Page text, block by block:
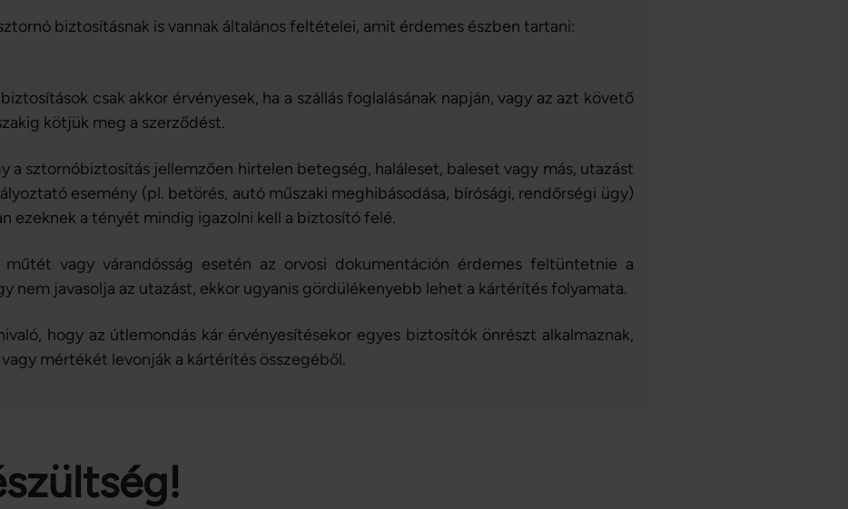
biztosításnak is vannak általános feltételei, amit érdemes észben tartani:
csak akkor érvényesek, ha a szállás foglalásának napján, vagy az azt követő
kötjük meg a szerződést.
a sztornóbiztosítás jellemzően hirtelen betegség, haláleset, baleset vagy más, utazást
esemény (pl. betörés, autó műszaki meghibásodása, bírósági, rendőrségi ügy)
ezeknek a tényét mindig igazolni kell a biztosító felé.
műtét vagy várandósság esetén az orvosi dokumentáción érdemes feltüntetnie a
nem javasolja az utazást, ekkor ugyanis gördülékenyebb lehet a kártérítés folyamata.
hogy az útlemondás kár érvényesítésekor egyes biztosítók önrészt alkalmaznak,
mértékét levonják a kártérítés összegéből.